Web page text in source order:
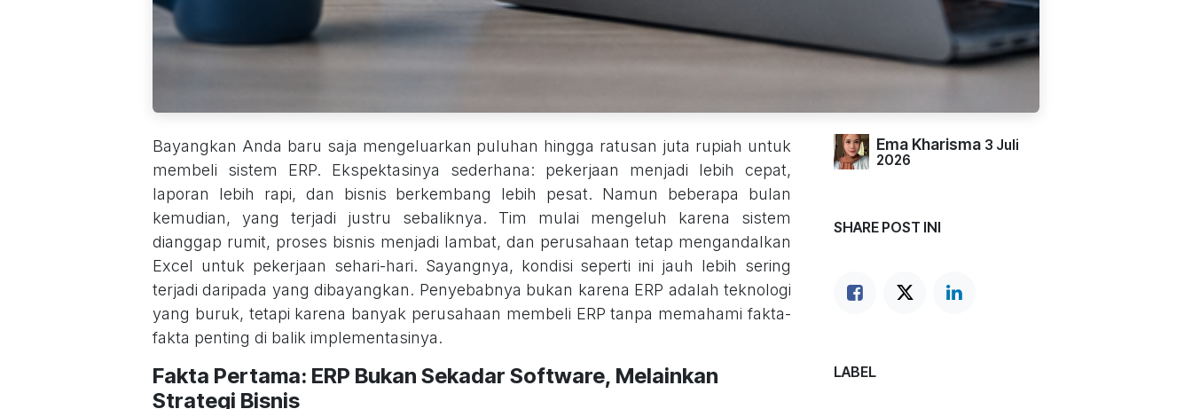
Bayangkan Anda baru saja mengeluarkan puluhan hingga ratusan juta rupiah untuk
membeli sistem ERP. Ekspektasinya sederhana: pekerjaan menjadi lebih cepat,
laporan lebih rapi, dan bisnis berkembang lebih pesat. Namun beberapa bulan
kemudian, yang terjadi justru sebaliknya. Tim mulai mengeluh karena sistem
dianggap rumit, proses bisnis menjadi lambat, dan perusahaan tetap mengandalkan
Excel untuk pekerjaan sehari-hari. Sayangnya, kondisi seperti ini jauh lebih sering
terjadi daripada yang dibayangkan. Penyebabnya bukan karena ERP adalah teknologi
yang buruk, tetapi karena banyak perusahaan membeli ERP tanpa memahami fakta-
fakta penting di balik implementasinya.
Fakta Pertama: ERP Bukan Sekadar Software, Melainkan
Strategi Bisnis
Ema Kharisma 3 Juli
2026
SHARE POST INI
LABEL